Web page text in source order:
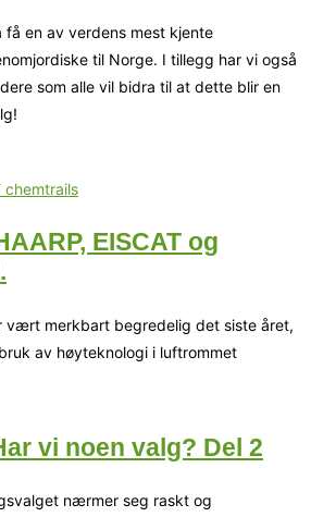
en av verdens mest kjente
til Norge. I tillegg har vi også
som alle vil bidra til at dette blir en
EISCAT og
vært merkbart begredelig det siste året,
av høyteknologi i luftrommet
vi noen valg? Del 2
nærmer seg raskt og